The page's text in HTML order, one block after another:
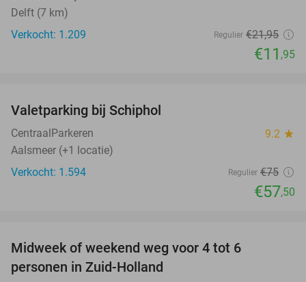
Delft (7 km)
Verkocht: 1.209
Regulier €21,95
€11 ,95
Valetparking bij Schiphol
CentraalParkeren 9.2 star
Aalsmeer (+1 locatie)
Verkocht: 1.594
Regulier €75
€57,50
Midweek of weekend weg voor 4 tot 6
personen in Zuid-Holland